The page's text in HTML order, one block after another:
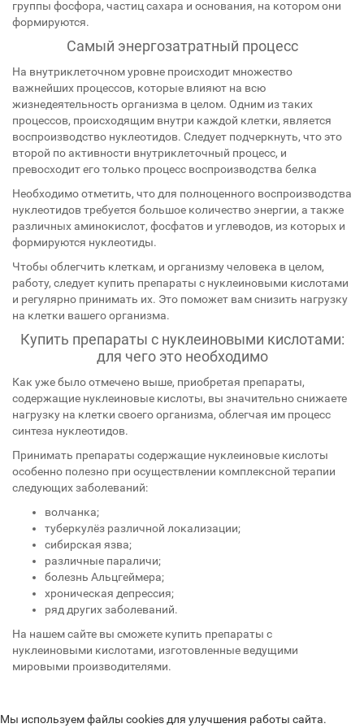
группы фосфора, частиц сахара и основания, на котором они
формируются.
Самый энергозатратный процесс
На внутриклеточном уровне происходит множество
важнейших процессов, которые влияют на всю
жизнедеятельность организма в целом. Одним из таких
процессов, происходящим внутри каждой клетки, является
воспроизводство нуклеотидов. Следует подчеркнуть, что это
второй по активности внутриклеточный процесс, и
превосходит его только процесс воспроизводства белка
Необходимо отметить, что для полноценного воспроизводства
нуклеотидов требуется большое количество энергии, а также
различных аминокислот, фосфатов и углеводов, из которых и
формируются нуклеотиды.
Чтобы облегчить клеткам, и организму человека в целом,
работу, следует купить препараты с нуклеиновыми кислотами
и регулярно принимать их. Это поможет вам снизить нагрузку
на клетки вашего организма.
Купить препараты с нуклеиновыми кислотами:
для чего это необходимо
Как уже было отмечено выше, приобретая препараты,
содержащие нуклеиновые кислоты, вы значительно снижаете
нагрузку на клетки своего организма, облегчая им процесс
синтеза нуклеотидов.
Принимать препараты содержащие нуклеиновые кислоты
особенно полезно при осуществлении комплексной терапии
следующих заболеваний:
волчанка;
туберкулёз различной локализации;
сибирская язва;
различные параличи;
болезнь Альцгеймера;
хроническая депрессия;
ряд других заболеваний.
На нашем сайте вы сможете купить препараты с
нуклеиновыми кислотами, изготовленные ведущими
мировыми производителями.
Мы используем файлы cookies для улучшения работы сайта.